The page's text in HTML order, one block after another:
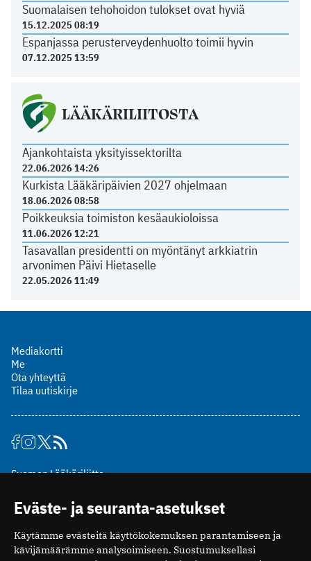
Suomalaisen tehohoidon tulokset ovat hyviä
15.12.2025 08:19
Espanjassa perusterveydenhuolto toimii hyvin
07.12.2025 13:59
LÄÄKÄRILIITOSTA
Ajankohtaista yksityissektorilta
22.06.2026 14:26
Kurkista Lääkäripäivien 2027 ohjelmaan
18.06.2026 08:58
Poikkeuksia toimiston kesäaukioloissa
11.06.2026 12:21
Tasavallan presidentti on myöntänyt arkkiatrin
arvonimen Päivi Hietaselle
22.05.2026 11:49
Mediakortti
Me
Ota yhteyttä
Tilaa uutiskirje
Suomen Lääkäriliitto
00510 Helsinki
puh. (09) 393 091
toimitus@potilaanlaakarilehti.fi
Eväste- ja seuranta-asetukset
Käytämme evästeitä käyttökokemuksen parantamiseen ja
kävijämäärämme analysoimiseen. Suostumuksellasi